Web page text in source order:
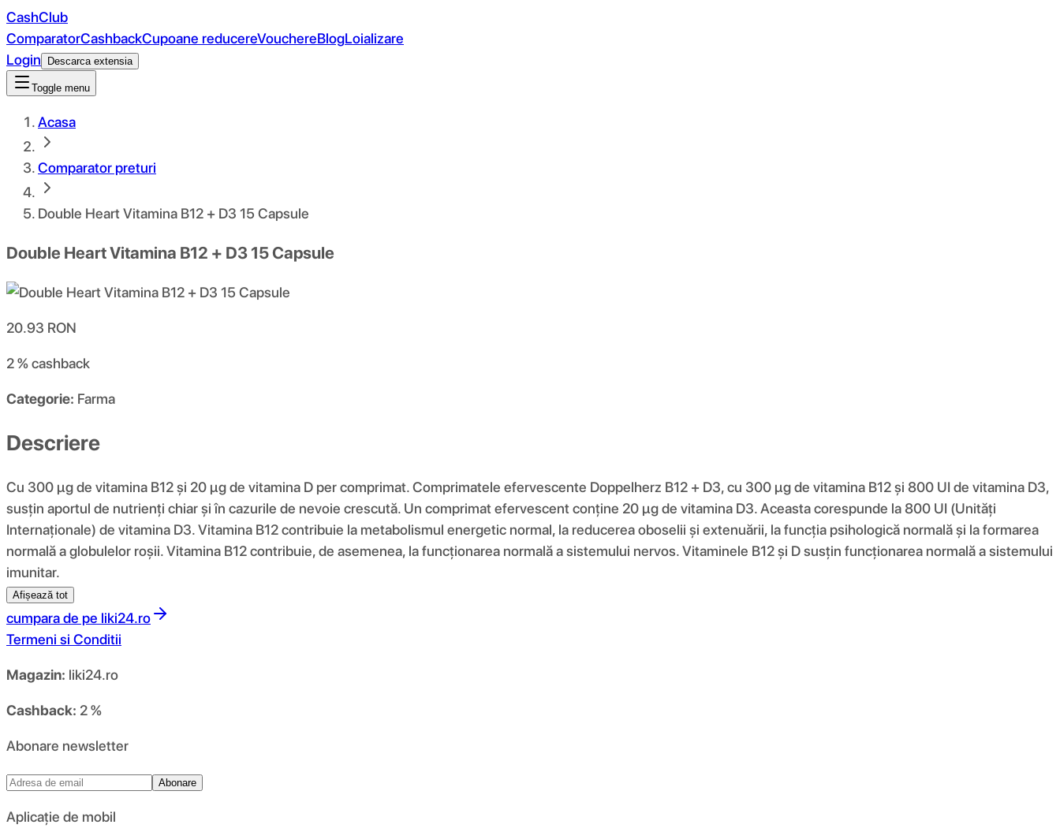
CashClub
ComparatorCashbackCupoane reducereVouchereBlogLoializare
Login
Descarca extensia
Toggle menu
Acasa
Comparator preturi
Double Heart Vitamina B12 + D3 15 Capsule
Double Heart Vitamina B12 + D3 15 Capsule
20.93 RON
2 %cashback
Categorie: Farma
Descriere
Cu 300 µg de vitamina B12 și 20 µg de vitamina D per comprimat. Comprimatele efervescente Doppelherz B12 + D3, cu 300 μg de vitamina B12 și 800 UI de vitamina D3,
susțin aportul de nutrienți chiar și în cazurile de nevoie crescută. Un comprimat efervescent conține 20 μg de vitamina D3. Aceasta corespunde la 800 UI (Unități
Internaționale) de vitamina D3. Vitamina B12 contribuie la metabolismul energetic normal, la reducerea oboselii și extenuării, la funcția psihologică normală și la formarea
normală a globulelor roșii. Vitamina B12 contribuie, de asemenea, la funcționarea normală a sistemului nervos. Vitaminele B12 și D susțin funcționarea normală a sistemului
imunitar.
Afișează tot
cumpara de pe liki24.ro
Termeni si Conditii
Magazin: liki24.ro
Cashback: 2 %
Abonare newsletter
Abonare
Aplicație de mobil